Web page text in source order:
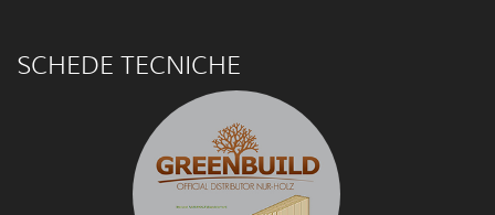
SCHEDE TECNICHE